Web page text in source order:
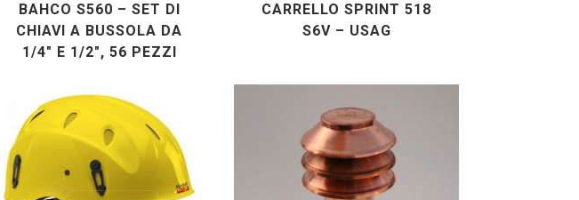
BAHCO S560 – SET DI
CHIAVI A BUSSOLA DA
1/4″ E 1/2″, 56 PEZZI
CARRELLO SPRINT 518
S6V – USAG